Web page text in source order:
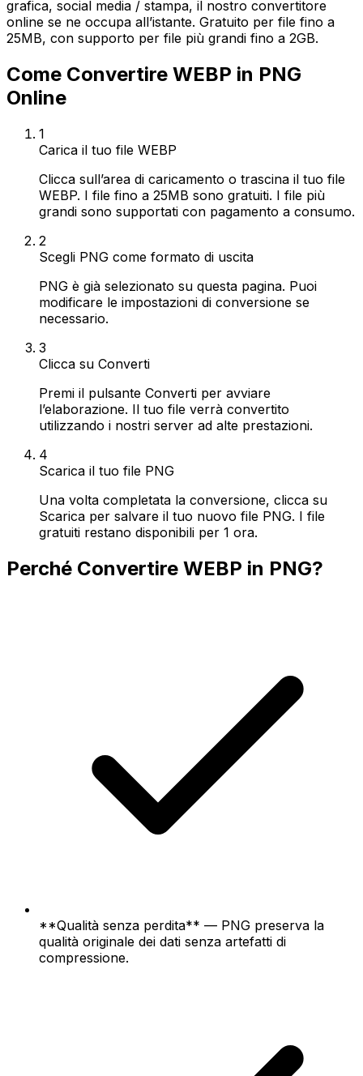
grafica, social media / stampa, il nostro convertitore
online se ne occupa all’istante. Gratuito per file fino a
25MB, con supporto per file più grandi fino a 2GB.
Come Convertire WEBP in PNG
Online
1
Carica il tuo file WEBP
Clicca sull’area di caricamento o trascina il tuo file
WEBP. I file fino a 25MB sono gratuiti. I file più
grandi sono supportati con pagamento a consumo.
2
Scegli PNG come formato di uscita
PNG è già selezionato su questa pagina. Puoi
modificare le impostazioni di conversione se
necessario.
3
Clicca su Converti
Premi il pulsante Converti per avviare
l’elaborazione. Il tuo file verrà convertito
utilizzando i nostri server ad alte prestazioni.
4
Scarica il tuo file PNG
Una volta completata la conversione, clicca su
Scarica per salvare il tuo nuovo file PNG. I file
gratuiti restano disponibili per 1 ora.
Perché Convertire WEBP in PNG?
**Qualità senza perdita** — PNG preserva la
qualità originale dei dati senza artefatti di
compressione.